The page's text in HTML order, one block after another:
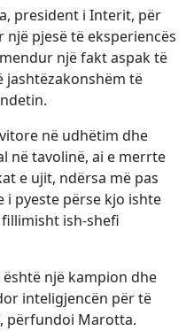
president i Interit, për
pjesë të eksperiencës
një fakt aspak të
jashtëzakonshëm të
në udhëtim dhe
në tavolinë, ai e merrte
e ujit, ndërsa më pas
pyeste përse kjo ishte
ish-shefi
është një kampion dhe
inteligjencën për të
përfundoi Marotta.